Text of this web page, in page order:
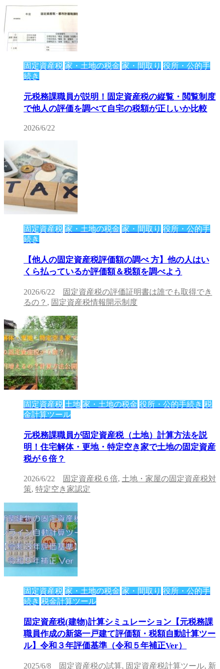
固定資産税 家・土地の税金 家・間取り 役所・公的手
続き
元税務課職員が説明！固定資産税の縦覧・閲覧制度
で他人の評価を調べて自宅の税額が正しいか比較
2026/6/22
固定資産税 家・土地の税金 家・間取り 役所・公的手
続き
【他人の固定資産税評価額の調べ 方】他の人はい
くら払っているか評価額＆税額を調べよう
2026/6/22
固定資産税の評価証明書は誰でも取得でき
るの？ , 固定資産税情報開示制度
固定資産税 土地 家・土地の税金 役所・公的手続き 税
金計算ツール
元税務課職員が固定資産税（土地）計算方法を説
明！住宅解体・更地・特定空き家で土地の固定資産
税が６倍？
2026/6/22 固定資産税６倍, 土地・家屋の固定資産税対
策, 特定空き家認定
固定資産税 家・土地の税金 家・間取り 役所・公的手
続き 税金計算ツール
固定資産税(建物)計算シミュレーション【元税務課
職員作成の新築一戸建て評価額・税額自動計算ツー
ル】令和３年評価基準（令和５年補正Ver）
2025/6/8 固定資産税の試算, 固定資産税計算ツール, 新